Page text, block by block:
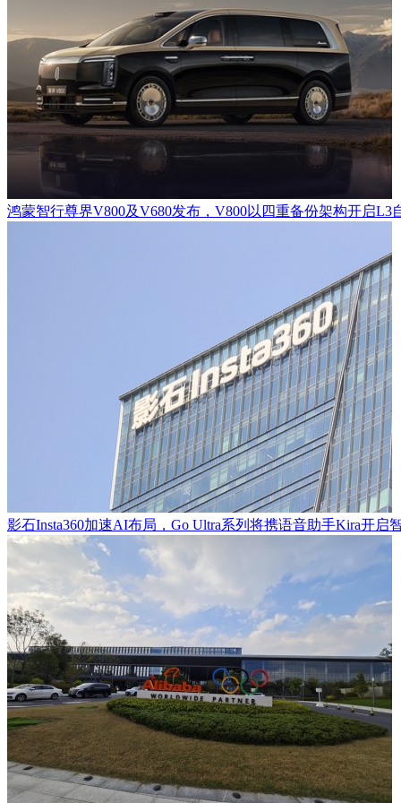
鸿蒙智行尊界V800及V680发布，V800以四重备份架构开启L3
影石Insta360加速AI布局，Go Ultra系列将携语音助手Kira开启